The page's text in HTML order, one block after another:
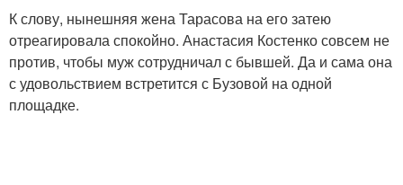
К слову, нынешняя жена Тарасова на его затею
отреагировала спокойно. Анастасия Костенко совсем не
против, чтобы муж сотрудничал с бывшей. Да и сама она
с удовольствием встретится с Бузовой на одной
площадке.